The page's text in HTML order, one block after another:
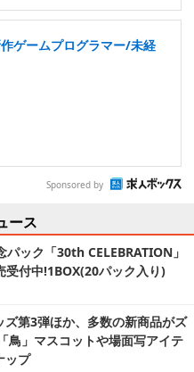
ゲームプログラマー/未経
Sponsored by
ース
パック「30th CELEBRATION」
付中!1BOX(20パック入り)
ズ第3弾ほか、多数の新商品がズ
鳥」マスコットや場面写アイテ
ップ